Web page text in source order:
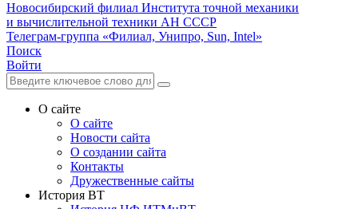
Новосибирский филиал Института точной механики
и вычислительной техники АН СССР
Телеграм-группа «Филиал, Унипро, Sun, Intel»
Поиск
Войти
О сайте
О сайте
Новости сайта
О создании сайта
Контакты
Дружественные сайты
История ВТ